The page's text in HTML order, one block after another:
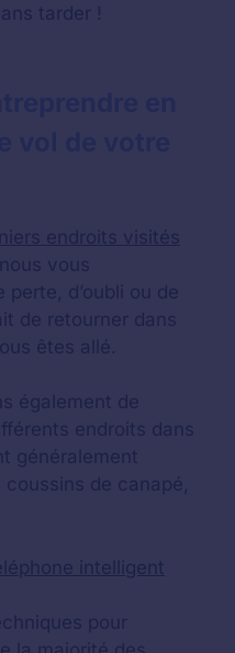
tarder !
endroits visités
vous
d’oubli ou de
de retourner dans
êtes allé.
également de
endroits dans
généralement
de canapé,
intelligent
pour